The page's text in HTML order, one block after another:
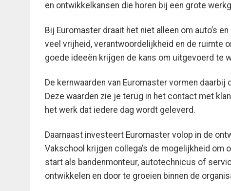
en ontwikkelkansen die horen bij een grote
Bij Euromaster draait het niet alleen om auto’s
veel vrijheid, verantwoordelijkheid en de ruimte
goede ideeën krijgen de kans om uitgevoerd te
De kernwaarden van Euromaster vormen
Deze waarden zie je terug in het contact met
het werk dat iedere dag wordt geleverd.
Daarnaast investeert Euromaster volop in de
Vakschool krijgen collega’s de mogelijkheid om
start als bandenmonteur, autotechnicus of
ontwikkelen en door te groeien binnen de